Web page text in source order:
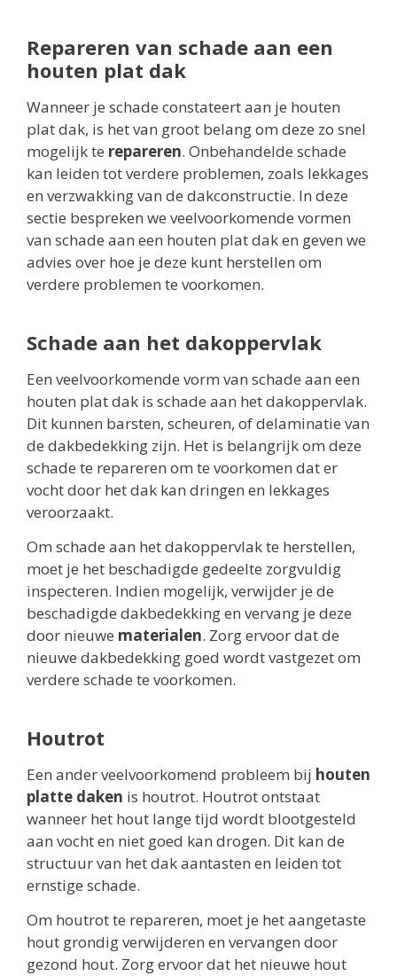
Repareren van schade aan een
houten plat dak
Wanneer je schade constateert aan je houten
plat dak, is het van groot belang om deze zo snel
mogelijk te repareren. Onbehandelde schade
kan leiden tot verdere problemen, zoals lekkages
en verzwakking van de dakconstructie. In deze
sectie bespreken we veelvoorkomende vormen
van schade aan een houten plat dak en geven we
advies over hoe je deze kunt herstellen om
verdere problemen te voorkomen.
Schade aan het dakoppervlak
Een veelvoorkomende vorm van schade aan een
houten plat dak is schade aan het dakoppervlak.
Dit kunnen barsten, scheuren, of delaminatie van
de dakbedekking zijn. Het is belangrijk om deze
schade te repareren om te voorkomen dat er
vocht door het dak kan dringen en lekkages
veroorzaakt.
Om schade aan het dakoppervlak te herstellen,
moet je het beschadigde gedeelte zorgvuldig
inspecteren. Indien mogelijk, verwijder je de
beschadigde dakbedekking en vervang je deze
door nieuwe materialen. Zorg ervoor dat de
nieuwe dakbedekking goed wordt vastgezet om
verdere schade te voorkomen.
Houtrot
Een ander veelvoorkomend probleem bij houten
platte daken is houtrot. Houtrot ontstaat
wanneer het hout lange tijd wordt blootgesteld
aan vocht en niet goed kan drogen. Dit kan de
structuur van het dak aantasten en leiden tot
ernstige schade.
Om houtrot te repareren, moet je het aangetaste
hout grondig verwijderen en vervangen door
gezond hout. Zorg ervoor dat het nieuwe hout